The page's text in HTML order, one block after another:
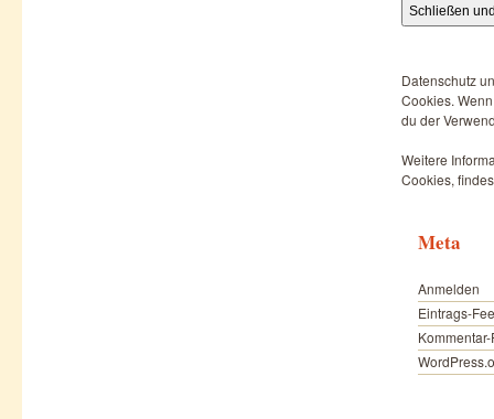
Datenschutz
Cookies.
du der
Weitere
Cookies,
Meta
Anmelden
Eintrags-